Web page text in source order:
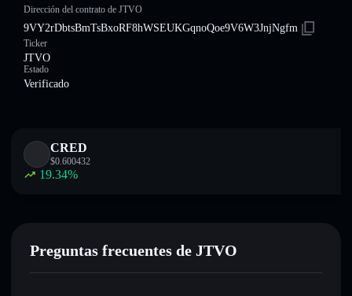
Dirección del contrato de JTVO
9VY2rDbtsBmTsBxoRF8hWSEUKGqnoQoe9V6W3JnjNgfm
Ticker
JTVO
Estado
Verificado
CRED
$0.600432
19.34%
Preguntas frecuentes de JTVO